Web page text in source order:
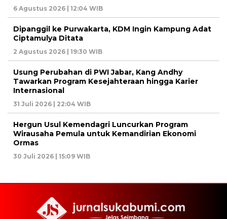
6 Agustus 2026 | 12:04 WIB
Dipanggil ke Purwakarta, KDM Ingin Kampung Adat
Ciptamulya Ditata
2 Agustus 2026 | 19:30 WIB
Usung Perubahan di PWI Jabar, Kang Andhy
Tawarkan Program Kesejahteraan hingga Karier
Internasional
31 Juli 2026 | 22:04 WIB
Hergun Usul Kemendagri Luncurkan Program
Wirausaha Pemula untuk Kemandirian Ekonomi
Ormas
30 Juli 2026 | 15:09 WIB